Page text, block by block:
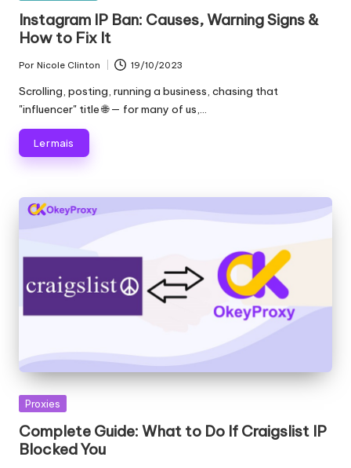
Instagram IP Ban: Causes, Warning Signs &
How to Fix It
Publicado
por
Por Nicole Clinton 19/10/2023
Scrolling, posting, running a business, chasing that
"influencer" title 🌐 — for many of us,…
Ler mais
Publicado
Proxies
Complete Guide: What to Do If Craigslist IP
Blocked You